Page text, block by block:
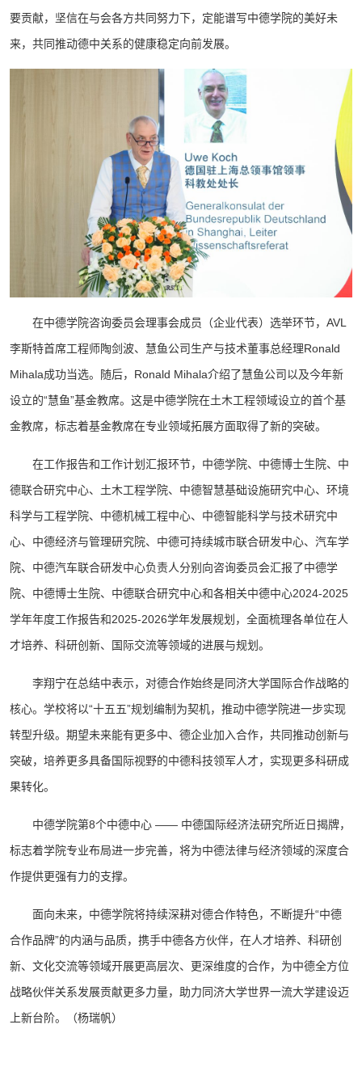
要贡献，坚信在与会各方共同努力下，定能谱写中德学院的美好未
来，共同推动德中关系的健康稳定向前发展。
在中德学院咨询委员会理事会成员（企业代表）选举环节，AVL
李斯特首席工程师陶剑波、慧鱼公司生产与技术董事总经理Ronald
Mihala成功当选。随后，Ronald Mihala介绍了慧鱼公司以及今年新
设立的“慧鱼”基金教席。这是中德学院在土木工程领域设立的首个基
金教席，标志着基金教席在专业领域拓展方面取得了新的突破。
在工作报告和工作计划汇报环节，中德学院、中德博士生院、中
德联合研究中心、土木工程学院、中德智慧基础设施研究中心、环境
科学与工程学院、中德机械工程中心、中德智能科学与技术研究中
心、中德经济与管理研究院、中德可持续城市联合研发中心、汽车学
院、中德汽车联合研发中心负责人分别向咨询委员会汇报了中德学
院、中德博士生院、中德联合研究中心和各相关中德中心2024-2025
学年年度工作报告和2025-2026学年发展规划，全面梳理各单位在人
才培养、科研创新、国际交流等领域的进展与规划。
李翔宁在总结中表示，对德合作始终是同济大学国际合作战略的
核心。学校将以“十五五”规划编制为契机，推动中德学院进一步实现
转型升级。期望未来能有更多中、德企业加入合作，共同推动创新与
突破，培养更多具备国际视野的中德科技领军人才，实现更多科研成
果转化。
中德学院第8个中德中心 —— 中德国际经济法研究所近日揭牌，
标志着学院专业布局进一步完善，将为中德法律与经济领域的深度合
作提供更强有力的支撑。
面向未来，中德学院将持续深耕对德合作特色，不断提升“中德
合作品牌”的内涵与品质，携手中德各方伙伴，在人才培养、科研创
新、文化交流等领域开展更高层次、更深维度的合作，为中德全方位
战略伙伴关系发展贡献更多力量，助力同济大学世界一流大学建设迈
上新台阶。（杨瑞帆）